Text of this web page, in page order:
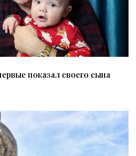
показал своего сына